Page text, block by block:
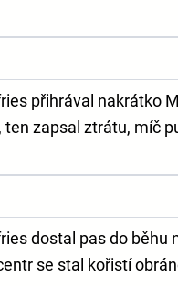
přihrával nakrátko
ten zapsal ztrátu, míč
dostal pas do běhu
se stal kořistí